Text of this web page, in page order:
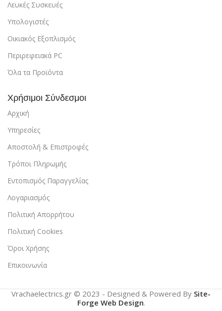
Λευκές Συσκευές
Υπολογιστές
Οικιακός Εξοπλισμός
Περιρεφειακά PC
Όλα τα Προϊόντα
Χρήσιμοι Σύνδεσμοι
Αρχική
Υπηρεσίες
Αποστολή & Επιστροφές
Τρόποι Πληρωμής
Εντοπισμός Παραγγελίας
Λογαριασμός
Πολιτική Απορρήτου
Πολιτική Cookies
Όροι Χρήσης
Επικοινωνία
Vrachaelectrics.gr © 2023 - Designed & Powered By Site-
Forge Web Design.